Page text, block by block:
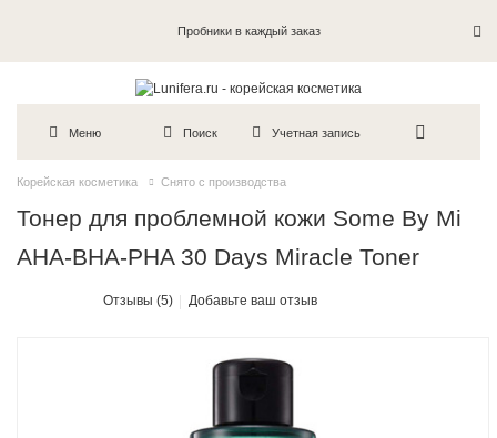
Пробники в каждый заказ
Меню Поиск Учетная запись
Корейская косметика Снято с производства
Тонер для проблемной кожи Some By Mi
AHA-BHA-PHA 30 Days Miracle Toner
Отзывы (5) Добавьте ваш отзыв